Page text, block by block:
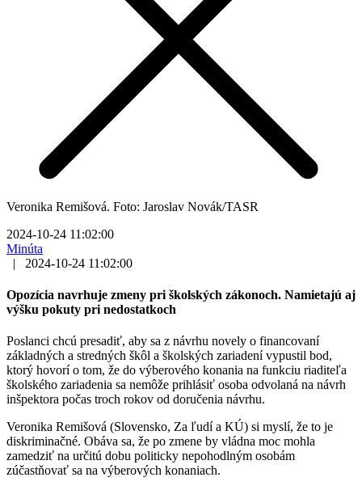
Veronika Remišová. Foto: Jaroslav Novák/TASR
2024-10-24 11:02:00
Minúta
|
2024-10-24 11:02:00
Opozícia navrhuje zmeny pri školských zákonoch. Namietajú aj
výšku pokuty pri nedostatkoch
Poslanci chcú presadiť, aby sa z návrhu novely o financovaní
základných a stredných škôl a školských zariadení vypustil bod,
ktorý hovorí o tom, že do výberového konania na funkciu riaditeľa
školského zariadenia sa nemôže prihlásiť osoba odvolaná na návrh
inšpektora počas troch rokov od doručenia návrhu.
Veronika Remišová (Slovensko, Za ľudí a KÚ) si myslí, že to je
diskriminačné. Obáva sa, že po zmene by vládna moc mohla
zamedziť na určitú dobu politicky nepohodlným osobám
zúčastňovať sa na výberových konaniach.